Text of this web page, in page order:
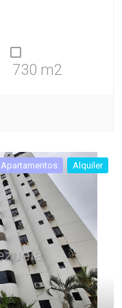
730 m2
Apartamentos Alquiler